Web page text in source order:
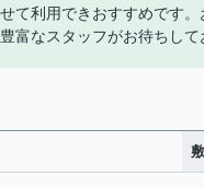
て利用できおすすめです
富なスタッフがお待ちして